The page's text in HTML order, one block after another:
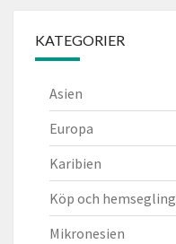
KATEGORIER
Asien
Europa
Karibien
Köp och hemsegling
Mikronesien